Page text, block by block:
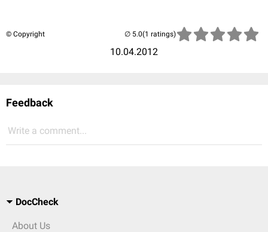
© Copyright
10.04.2012
(1 ratings)
Feedback
Write a comment...
DocCheck
About Us